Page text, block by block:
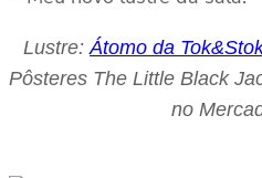
Lustre:Átomo da
Pôsteres The Little Black
no